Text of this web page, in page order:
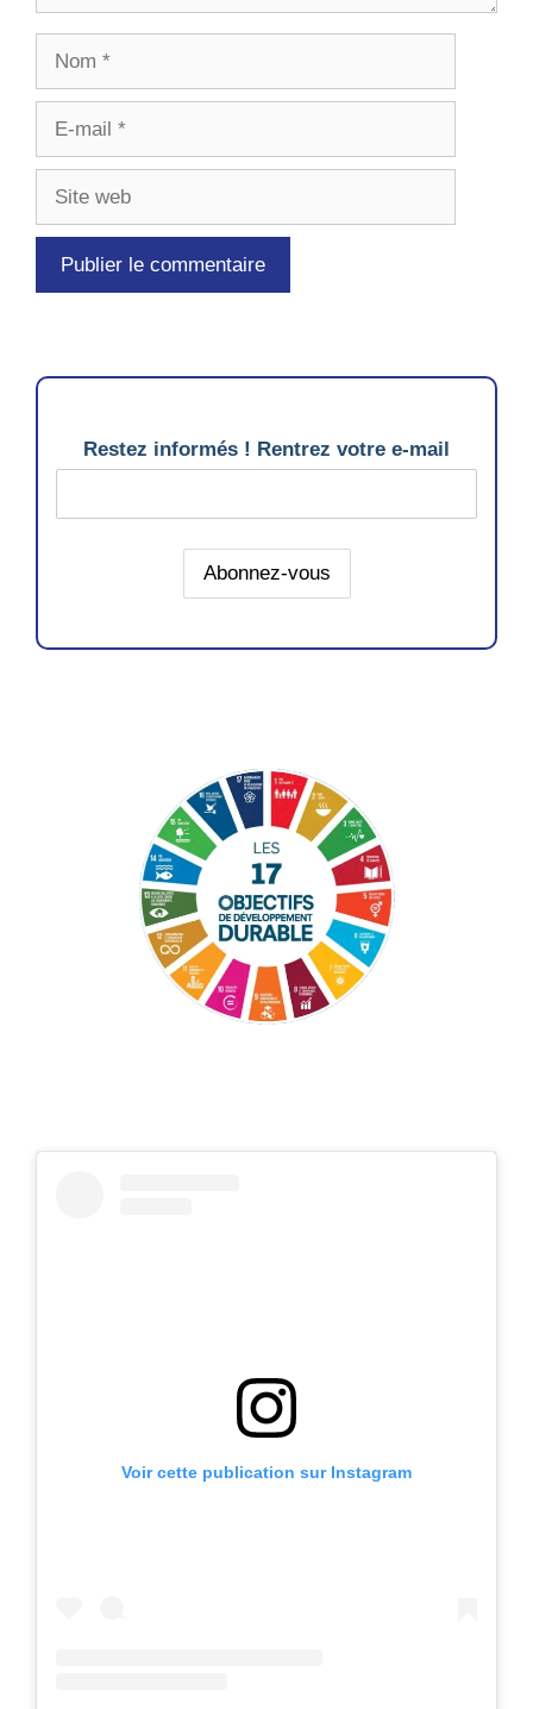
Restez informés ! Rentrez votre e-mail
Voir cette publication sur Instagram